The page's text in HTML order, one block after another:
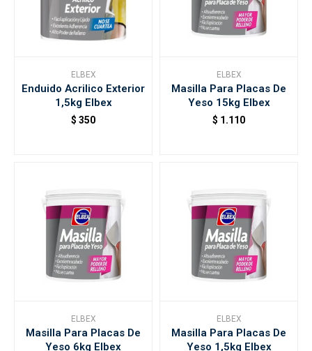
ELBEX
Enduido Acrilico Exterior
1,5kg Elbex
$ 350
ELBEX
Masilla Para Placas De
Yeso 15kg Elbex
$ 1.110
ELBEX
Masilla Para Placas De
Yeso 6kg Elbex
ELBEX
Masilla Para Placas De
Yeso 1,5kg Elbex
Accesorios
Trabaja con nosotros
Contacto